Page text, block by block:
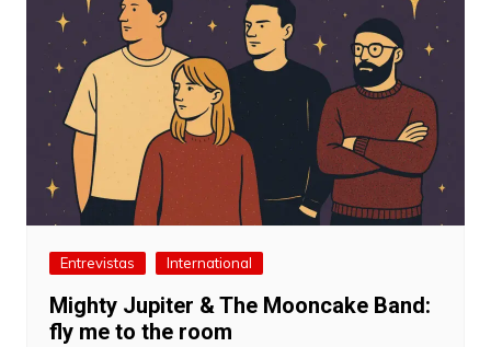
Entrevistas International
Mighty Jupiter & The Mooncake Band:
fly me to the room